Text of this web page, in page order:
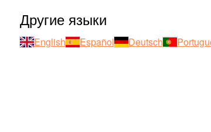
Другие языки
English Español Deutsch